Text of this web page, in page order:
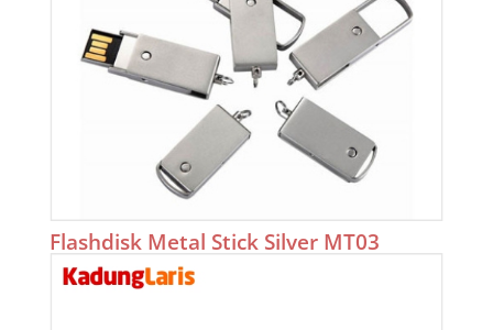
Flashdisk Metal Stick Silver MT03